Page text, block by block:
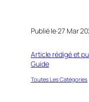
Publié le·27 Mar
Article rédigé et
Guide
Toutes Les Catégories